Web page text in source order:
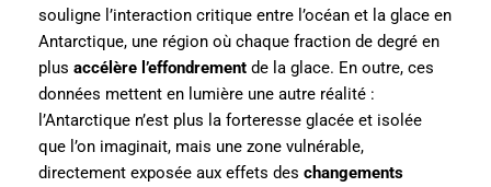
souligne l’interaction critique entre l’océan et la glace en
Antarctique, une région où chaque fraction de degré en
plus accélère l’effondrement de la glace. En outre, ces
données mettent en lumière une autre réalité :
l’Antarctique n’est plus la forteresse glacée et isolée
que l’on imaginait, mais une zone vulnérable,
directement exposée aux effets des changements